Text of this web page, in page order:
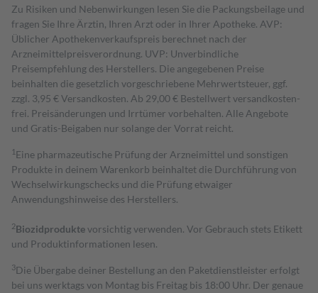
Zu Risiken und Nebenwirkungen lesen Sie die Packungsbeilage und
fragen Sie Ihre Ärztin, Ihren Arzt oder in Ihrer Apotheke. AVP:
Üblicher Apothekenverkaufspreis berechnet nach der
Arzneimittelpreisverordnung. UVP: Unverbindliche
Preisempfehlung des Herstellers. Die angegebenen Preise
beinhalten die gesetzlich vorgeschriebene Mehrwertsteuer, ggf.
zzgl. 3,95 € Versandkosten. Ab 29,00 € Bestell­wert versand­kosten­
frei. Preisänderungen und Irrtümer vorbehalten. Alle Angebote
und Gratis-Beigaben nur solange der Vorrat reicht.
1 Eine pharmazeutische Prüfung der Arzneimittel und sonstigen
Produkte in deinem Warenkorb beinhaltet die Durchführung von
Wechselwirkungschecks und die Prüfung etwaiger
Anwendungshinweise des Herstellers.
2Biozidproduktevorsichtig verwenden. Vor Gebrauch stets Etikett
und Produktinformationen lesen.
3Die Übergabe deiner Bestellung an den Paketdienstleister erfolgt
bei uns werktags von Montag bis Freitag bis 18:00 Uhr. Der genaue